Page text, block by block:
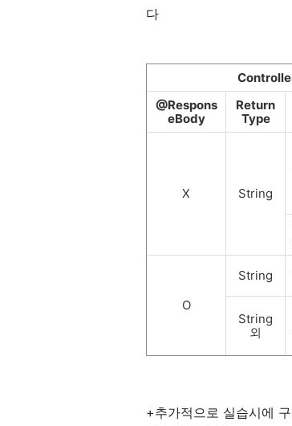
다
@Respons
eBody
Return
Type
X String
O
String
String
외
+추가적으로 실습시에